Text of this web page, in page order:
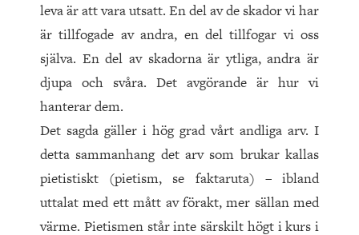
leva är att vara utsatt. En del av de skador vi har
är tillfogade av andra, en del tillfogar vi oss
själva. En del av skadorna är ytliga, andra är
djupa och svåra. Det avgörande är hur vi
hanterar dem.
Det sagda gäller i hög grad vårt andliga arv. I
detta sammanhang det arv som brukar kallas
pietistiskt (pietism, se faktaruta) – ibland
uttalat med ett mått av förakt, mer sällan med
värme. Pietismen står inte särskilt högt i kurs i